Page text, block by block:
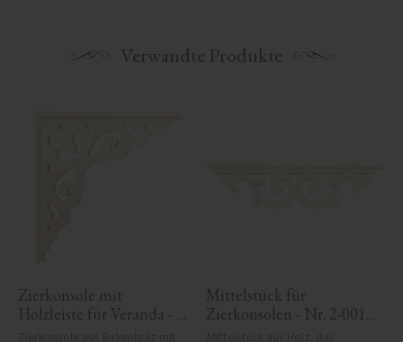
Verwandte Produkte
Zierkonsole mit
Holzleiste für Veranda -
Mittelstück für
Zierkonsolen - Nr. 2-001-